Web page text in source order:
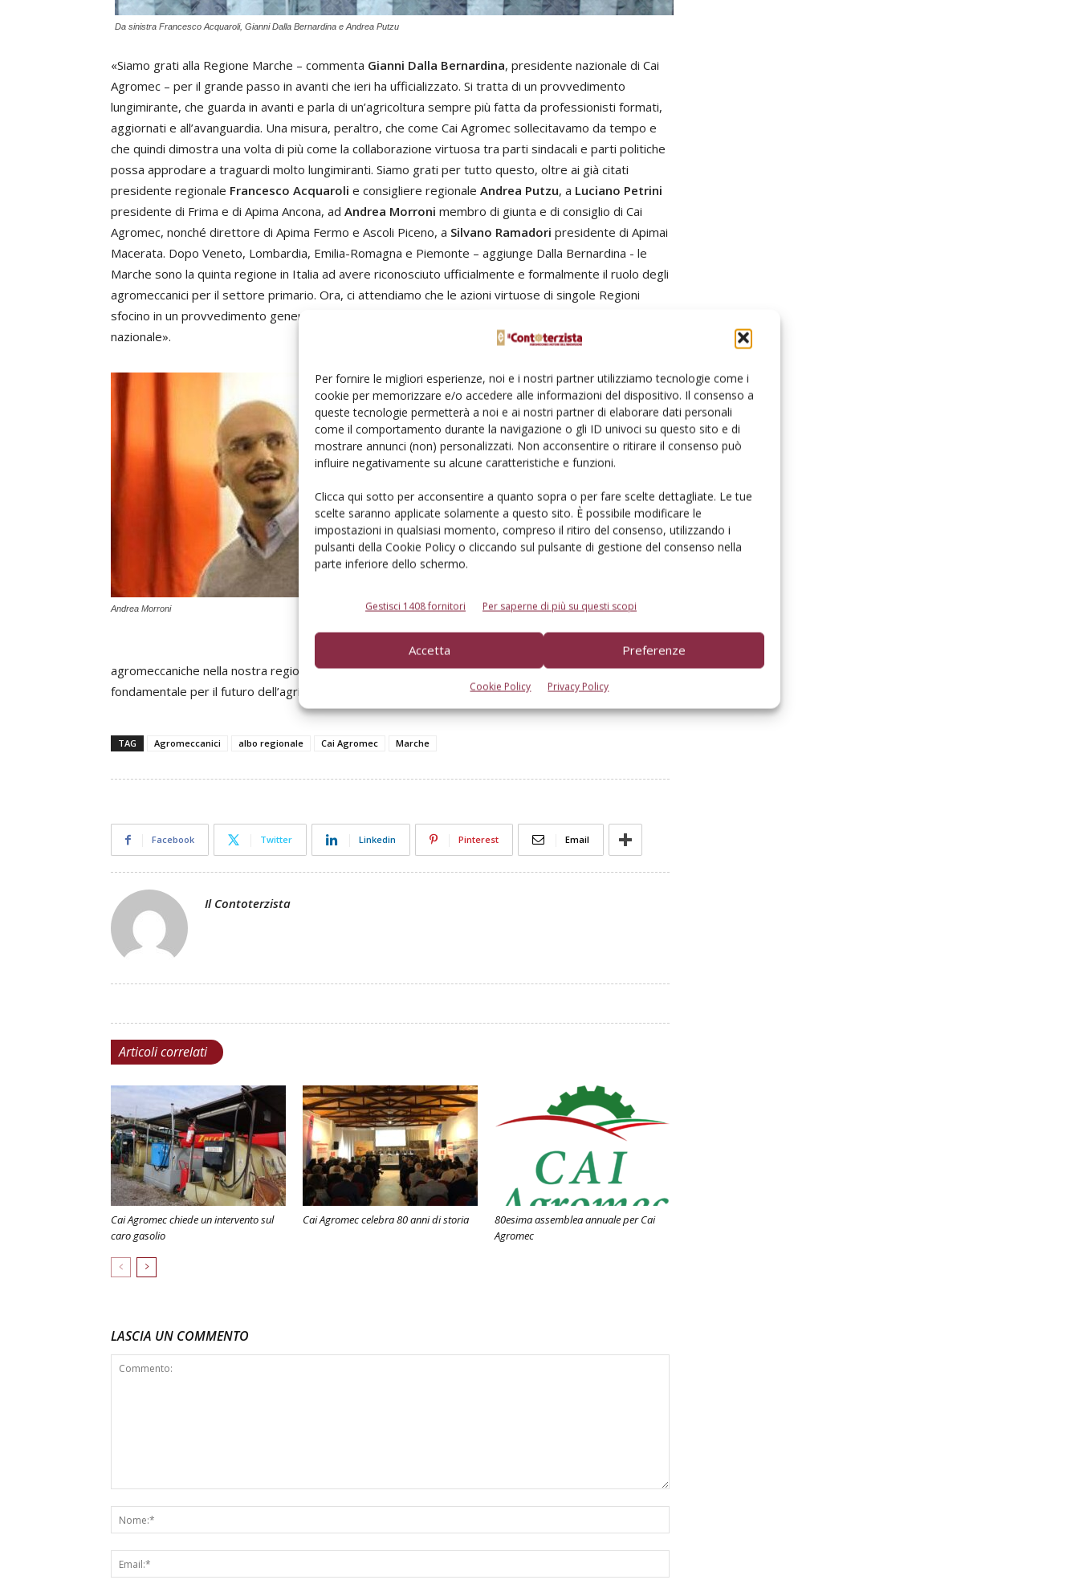
Per fornire le migliori esperienze, noi e i nostri partner utilizziamo tecnologie come i
cookie per memorizzare e/o accedere alle informazioni del dispositivo. Il consenso a
queste tecnologie permetterà a noi e ai nostri partner di elaborare dati personali
come il comportamento durante la navigazione o gli ID univoci su questo sito e di
mostrare annunci (non) personalizzati. Non acconsentire o ritirare il consenso può
influire negativamente su alcune caratteristiche e funzioni.
Clicca qui sotto per acconsentire a quanto sopra o per fare scelte dettagliate. Le tue
scelte saranno applicate solamente a questo sito. È possibile modificare le
impostazioni in qualsiasi momento, compreso il ritiro del consenso, utilizzando i
pulsanti della Cookie Policy o cliccando sul pulsante di gestione del consenso nella
parte inferiore dello schermo.
Gestisci 1408 fornitori Per saperne di più su questi scopi
Accetta Preferenze
Cookie Policy Privacy Policy
Da sinistra Francesco Acquaroli, Gianni Dalla Bernardina e Andrea Putzu
«Siamo grati alla Regione Marche – commenta Gianni Dalla Bernardina, presidente nazionale di Cai
Agromec – per il grande passo in avanti che ieri ha ufficializzato. Si tratta di un provvedimento
lungimirante, che guarda in avanti e parla di un’agricoltura sempre più fatta da professionisti formati,
aggiornati e all’avanguardia. Una misura, peraltro, che come Cai Agromec sollecitavamo da tempo e
che quindi dimostra una volta di più come la collaborazione virtuosa tra parti sindacali e parti politiche
possa approdare a traguardi molto lungimiranti. Siamo grati per tutto questo, oltre ai già citati
presidente regionale Francesco Acquaroli e consigliere regionale Andrea Putzu, a Luciano Petrini
presidente di Frima e di Apima Ancona, ad Andrea Morroni membro di giunta e di consiglio di Cai
Agromec, nonché direttore di Apima Fermo e Ascoli Piceno, a Silvano Ramadori presidente di Apimai
Macerata. Dopo Veneto, Lombardia, Emilia-Romagna e Piemonte – aggiunge Dalla Bernardina - le
Marche sono la quinta regione in Italia ad avere riconosciuto ufficialmente e formalmente il ruolo degli
agromeccanici per il settore primario. Ora, ci attendiamo che le azioni virtuose di singole Regioni
sfocino in un provvedimento generalizzato da parte del Governo, con l’istituzione di un albo
nazionale».
Andrea Morroni
«Esprimiamo una grande
soddisfazione – conferma Andrea
Morroni– dopo avere appreso,
direttamente dal consigliere regionale
Andrea Putzu, dell’approvazione della
dell’albo. Assieme ai colleghiSilvano
Ramadoridi Apimai Macerata e a
Luciano Petrini di Apima Ancona,
vogliamo esprimere anche noi un
della Regione Marche,Francesco
Acquaroli, e tutta la sua squadra, per
la promessa mantenuta. Le aziende
agromeccaniche nella nostra regione superano le 1.200 unità e sono sempre più una parte
fondamentale per il futuro dell’agricoltura».
TAG Agromeccanici albo regionale Cai Agromec Marche
Facebook Twitter Linkedin Pinterest Email
Il Contoterzista
Articoli correlati
Cai Agromec chiede un intervento sul
caro gasolio
Cai Agromec celebra 80 anni di storia
80esima assemblea annuale per Cai
Agromec
LASCIA UN COMMENTO